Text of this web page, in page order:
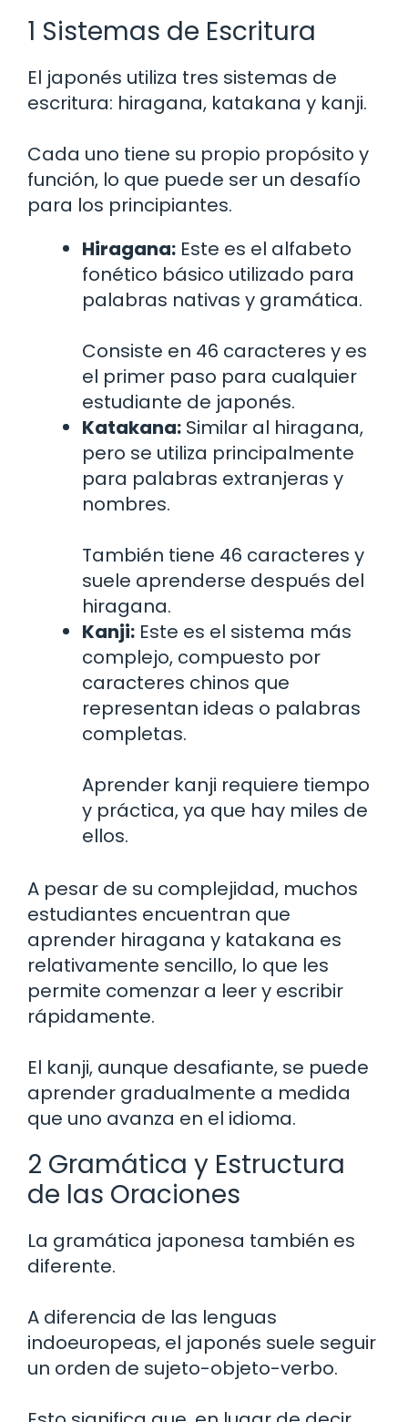
1 Sistemas de Escritura
El japonés utiliza tres sistemas de
escritura: hiragana, katakana y kanji.
Cada uno tiene su propio propósito y
función, lo que puede ser un desafío
para los principiantes.
Hiragana: Este es el alfabeto
fonético básico utilizado para
palabras nativas y gramática.
Consiste en 46 caracteres y es
el primer paso para cualquier
estudiante de japonés.
Katakana: Similar al hiragana,
pero se utiliza principalmente
para palabras extranjeras y
nombres.
También tiene 46 caracteres y
suele aprenderse después del
hiragana.
Kanji: Este es el sistema más
complejo, compuesto por
caracteres chinos que
representan ideas o palabras
completas.
Aprender kanji requiere tiempo
y práctica, ya que hay miles de
ellos.
A pesar de su complejidad, muchos
estudiantes encuentran que
aprender hiragana y katakana es
relativamente sencillo, lo que les
permite comenzar a leer y escribir
rápidamente.
El kanji, aunque desafiante, se puede
aprender gradualmente a medida
que uno avanza en el idioma.
2 Gramática y Estructura
de las Oraciones
La gramática japonesa también es
diferente.
A diferencia de las lenguas
indoeuropeas, el japonés suele seguir
un orden de sujeto-objeto-verbo.